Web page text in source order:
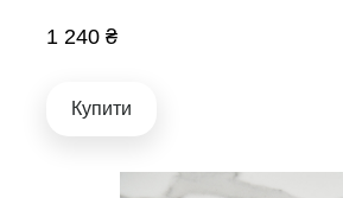
1 240 ₴
Купити